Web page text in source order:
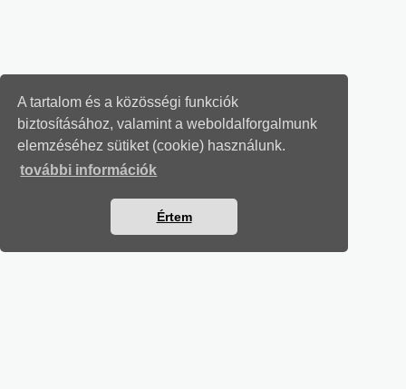
A tartalom és a közösségi funkciók
biztosításához, valamint a weboldalforgalmunk
elemzéséhez sütiket (cookie) használunk.
további információk
Értem